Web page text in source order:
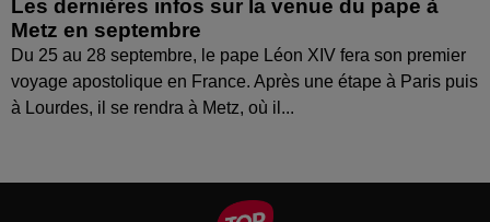
Les dernières infos sur la venue du pape à
Metz en septembre
Du 25 au 28 septembre, le pape Léon XIV fera son premier
voyage apostolique en France. Après une étape à Paris puis
à Lourdes, il se rendra à Metz, où il...